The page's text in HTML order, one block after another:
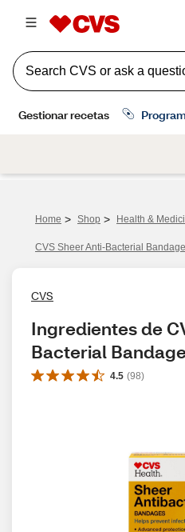
Home > Shop > Health &
CVS Sheer Anti-Bacterial
CVS
Ingredientes de
Bacterial
4.5 (98)